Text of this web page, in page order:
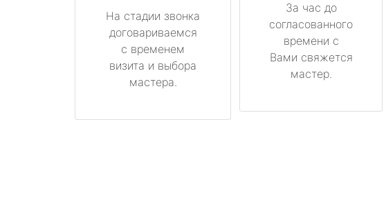
На стадии звонка
договариваемся
с временем
визита и выбора
мастера.
За час до
согласованного
времени с
Вами свяжется
мастер.